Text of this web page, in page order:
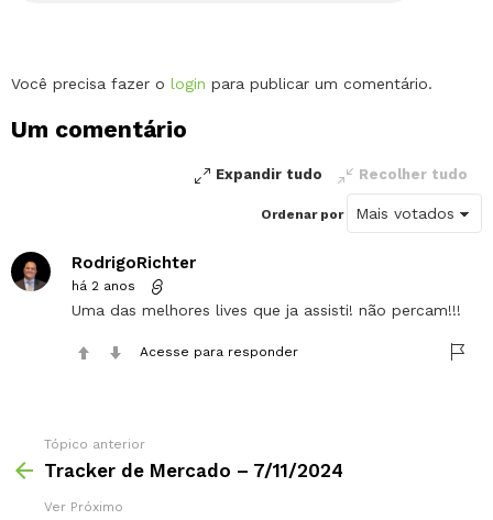
Deixe
comentário
Você precisa fazer o login para publicar um comentário.
Um comentário
Expandir tudo Recolher tudo
Ordenar por
RodrigoRichter
há 2 anos
Uma das melhores lives que ja assisti! não percam!!!
Acesse para responder
Tópico anterior
Tracker de Mercado – 7/11/2024
Ver Próximo